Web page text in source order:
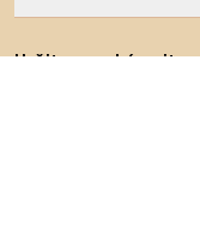
Určite preskúmajte